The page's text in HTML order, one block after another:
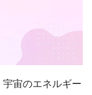
宙のエネルギー